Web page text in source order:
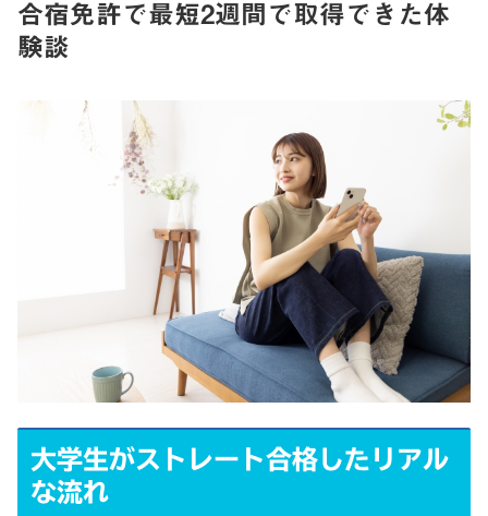
合宿免許で最短2週間で取得できた体
験談
大学生がストレート合格したリアル
な流れ